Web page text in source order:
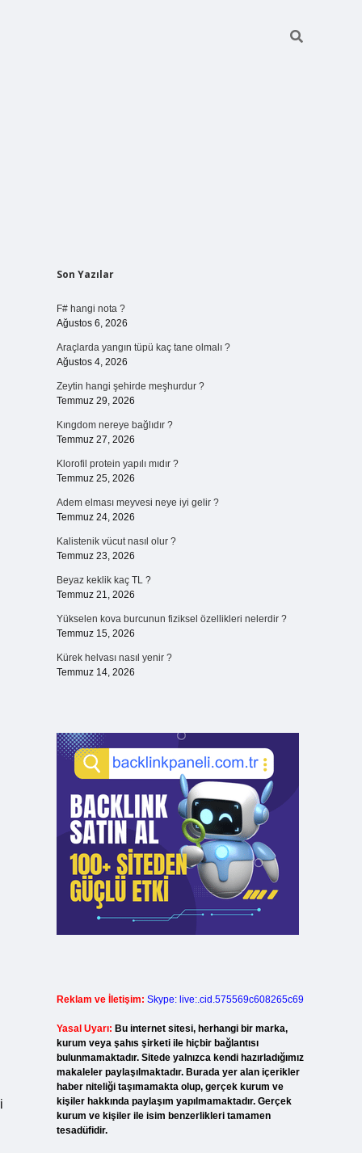
Sidebar
Son Yazılar
F# hangi nota ?
Ağustos 6, 2026
Araçlarda yangın tüpü kaç tane olmalı ?
Ağustos 4, 2026
Zeytin hangi şehirde meşhurdur ?
Temmuz 29, 2026
Kıngdom nereye bağlıdır ?
Temmuz 27, 2026
Klorofil protein yapılı mıdır ?
Temmuz 25, 2026
Adem elması meyvesi neye iyi gelir ?
Temmuz 24, 2026
Kalistenik vücut nasıl olur ?
Temmuz 23, 2026
Beyaz keklik kaç TL ?
Temmuz 21, 2026
Yükselen kova burcunun fiziksel özellikleri nelerdir ?
Temmuz 15, 2026
Kürek helvası nasıl yenir ?
Temmuz 14, 2026
Reklam ve İletişim: Skype: live:.cid.575569c608265c69
Yasal Uyarı: Bu internet sitesi, herhangi bir marka,
kurum veya şahıs şirketi ile hiçbir bağlantısı
bulunmamaktadır. Sitede yalnızca kendi hazırladığımız
makaleler paylaşılmaktadır. Burada yer alan içerikler
haber niteliği taşımamakta olup, gerçek kurum ve
kişiler hakkında paylaşım yapılmamaktadır. Gerçek
kurum ve kişiler ile isim benzerlikleri tamamen
tesadüfidir.